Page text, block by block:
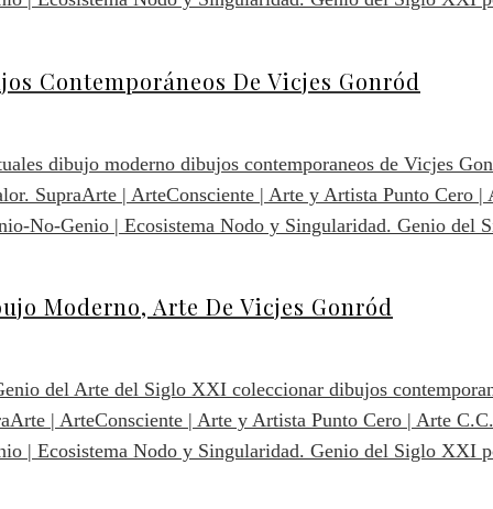
Contemporáneos De Vicjes Gonród
Moderno, Arte De Vicjes Gonród